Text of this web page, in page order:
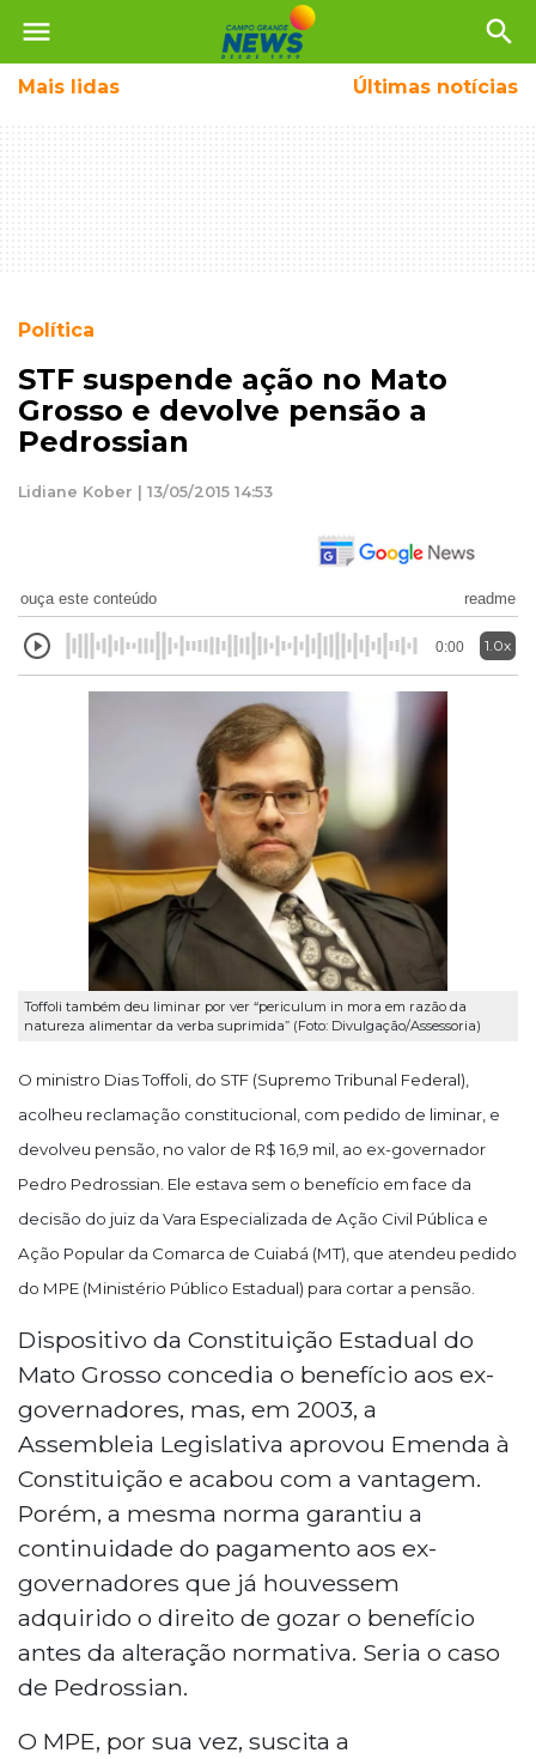
menu search
Mais lidas Últimas notícias
Política
STF suspende ação no Mato
Grosso e devolve pensão a
Pedrossian
Lidiane Kober | 13/05/2015 14:53
ouça este conteúdo readme
0:00 1.0x
Toffoli também deu liminar por ver “periculum in mora em razão da
natureza alimentar da verba suprimida” (Foto: Divulgação/Assessoria)
O ministro DiasToffoli , do STF (Supremo Tribunal Federal),
acolheu reclamação constitucional, com pedido de liminar, e
devolveu pensão, no valor de R$ 16,9 mil, ao ex-governador
Pedro Pedrossian . Ele estava sem o benefício em face da
decisão do juiz da Vara Especializada de Ação Civil Pública e
Ação Popular da Comarca de Cuiabá (MT), que atendeu pedido
do MPE (Ministério Público Estadual) para cortar a pensão.
Dispositivo da Constituição Estadual do
Mato Grosso concedia o benefício aos ex-
governadores, mas, em 2003, a
Assembleia Legislativa aprovou Emenda à
Constituição e acabou com a vantagem.
Porém, a mesma norma garantiu a
continuidade do pagamento aos ex-
governadores que já houvessem
adquirido o direito de gozar o benefício
antes da alteração normativa. Seria o caso
de Pedrossian.
O MPE, por sua vez, suscita a